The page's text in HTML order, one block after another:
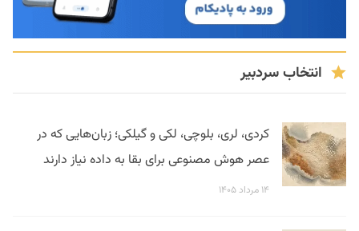
انتخاب سردبیر
کردی، لری، بلوچی، لکی و گیلکی؛ زبان‌هایی که در
عصر هوش مصنوعی برای بقا به داده نیاز دارند
۱۴ مرداد ۱۴۰۵